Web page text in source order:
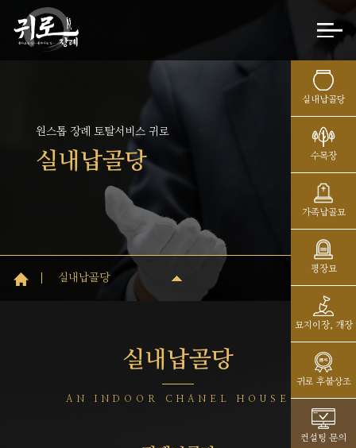
실내납골당
수목장
가족납골묘
평장묘
묘지이장, 개장
귀로 후불상조
컨설팅 문의
원스톱 장례 토탈서비스 귀로
실내납골당
실내납골당
실내납골당
AN INDOOR CHANEL HOUSE